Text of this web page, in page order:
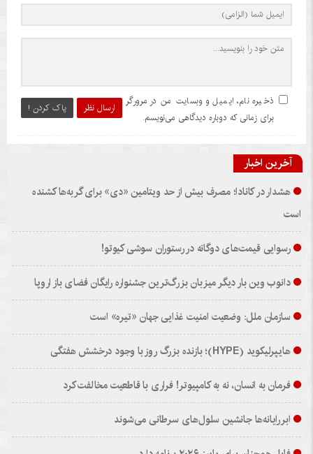
ارسال نظر پاک کردن !
ذخیره نام، ایمیل و وبسایت من در مرورگر
برای زمانی که دوباره دیدگاهی می‌نویسم.
آخرین اخبار
هشدار در کانادا؛ مصرف بیش از حد ویتامین «دی» برای گربه‌ها کشنده
است
رسوایی قیمت‌های دوگانه در رستوران سوشی کیوتو!
دانوب وین بار دیگر میزبان بزرگ‌ترین جشنواره رایگان فضای باز اروپا
سازمان ملل: وضعیت امنیت غذایی جهان «تیره» است
هایپرلیکوید (HYPE)؛ بازنده بزرگ روز با وجود درخشش هفتگی
فرمان به انسان، نه به کامپیوتر! فراری با قاطعیت مخالفت کرد
ابررایانه‌ها جانشین سلول‌های سرطانی می‌شوند